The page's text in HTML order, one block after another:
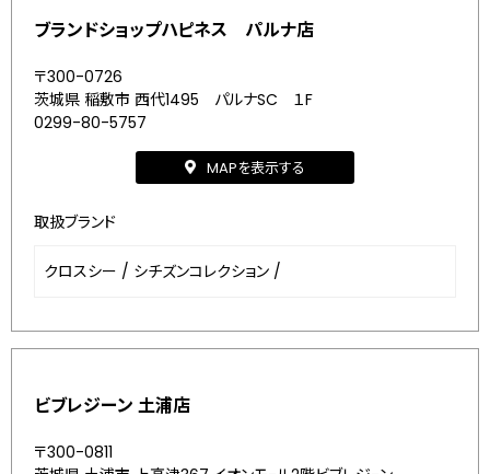
ブランドショップハピネス パルナ店
〒300-0726
茨城県 稲敷市 西代1495 パルナSC １F
0299-80-5757
MAPを表示する
取扱ブランド
クロスシー / シチズンコレクション /
ビブレジーン 土浦店
〒300-0811